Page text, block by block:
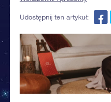
Udostępnij ten artykuł: